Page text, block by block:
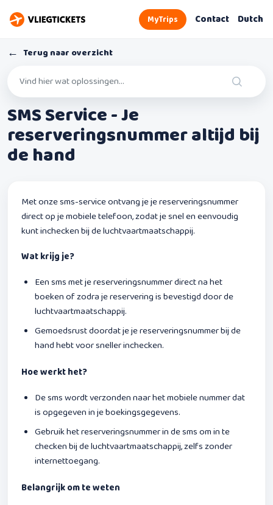
MyTrips Contact Dutch
← Terug naar overzicht
SMS Service - Je
reserveringsnummer altijd bij
de hand
Met onze sms-service ontvang je je reserveringsnummer
direct op je mobiele telefoon, zodat je snel en eenvoudig
kunt inchecken bij de luchtvaartmaatschappij.
Wat krijg je?
Een sms met je reserveringsnummer direct na het
boeken of zodra je reservering is bevestigd door de
luchtvaartmaatschappij.
Gemoedsrust doordat je je reserveringsnummer bij de
hand hebt voor sneller inchecken.
Hoe werkt het?
De sms wordt verzonden naar het mobiele nummer dat
is opgegeven in je boekingsgegevens.
Gebruik het reserveringsnummer in de sms om in te
checken bij de luchtvaartmaatschappij, zelfs zonder
internettoegang.
Belangrijk om te weten